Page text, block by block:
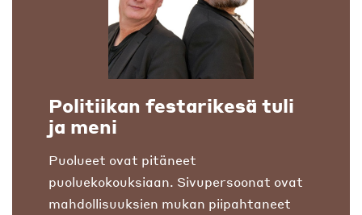
Politiikan festarikesä tuli
ja meni
Puolueet ovat pitäneet
puoluekokouksiaan. Sivupersoonat ovat
mahdollisuuksien mukan piipahtaneet